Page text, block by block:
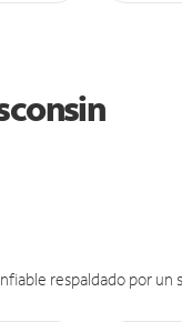
respaldado por un